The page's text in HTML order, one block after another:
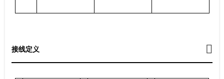
接线定义